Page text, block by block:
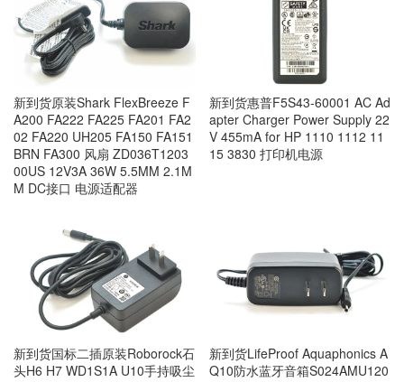
新到货原装Shark FlexBreeze F
A200 FA222 FA225 FA201 FA2
02 FA220 UH205 FA150 FA151
BRN FA300 风扇 ZD036T1203
00US 12V3A 36W 5.5MM 2.1M
M DC接口 电源适配器
新到货惠普F5S43-60001 AC Ad
apter Charger Power Supply 22
V 455mA for HP 1110 1112 11
15 3830 打印机电源
新到货国标二插原装Roborock石
头H6 H7 WD1S1A U10手持吸尘
新到货LifeProof Aquaphonics A
Q10防水蓝牙音箱S024AMU120